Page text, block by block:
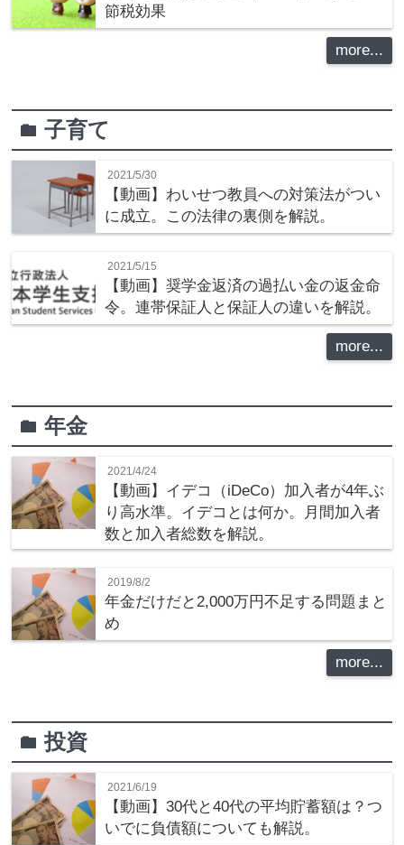
節税効果
more...
folder子育て
2021/5/30
【動画】わいせつ教員への対策法がつい
に成立。この法律の裏側を解説。
2021/5/15
【動画】奨学金返済の過払い金の返金命
令。連帯保証人と保証人の違いを解説。
more...
folder年金
2021/4/24
【動画】イデコ（iDeCo）加入者が4年ぶ
り高水準。イデコとは何か。月間加入者
数と加入者総数を解説。
2019/8/2
年金だけだと2,000万円不足する問題まと
め
more...
folder投資
2021/6/19
【動画】30代と40代の平均貯蓄額は？つ
いでに負債額についても解説。